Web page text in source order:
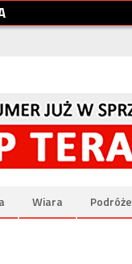
Wiara Podróże